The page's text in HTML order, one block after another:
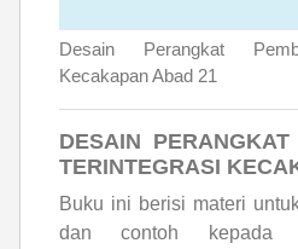
Desain Perangkat
Kecakapan Abad 21
DESAIN
TERINTEGRASI
Buku ini berisi materi
dan contoh kepada